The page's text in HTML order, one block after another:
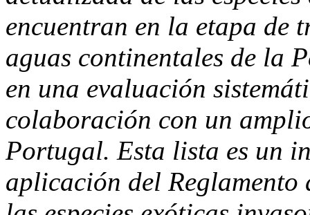
encuentran en la etapa de
aguas continentales de la
en una evaluación
colaboración con un
Portugal. Esta lista es un
aplicación del